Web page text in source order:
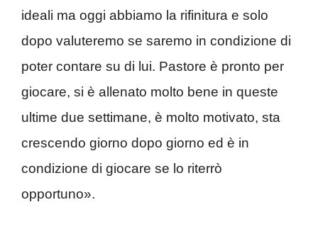
ideali ma oggi abbiamo la rifinitura e solo
dopo valuteremo se saremo in condizione di
poter contare su di lui. Pastore è pronto per
giocare, si è allenato molto bene in queste
ultime due settimane, è molto motivato, sta
crescendo giorno dopo giorno ed è in
condizione di giocare se lo riterrò
opportuno».